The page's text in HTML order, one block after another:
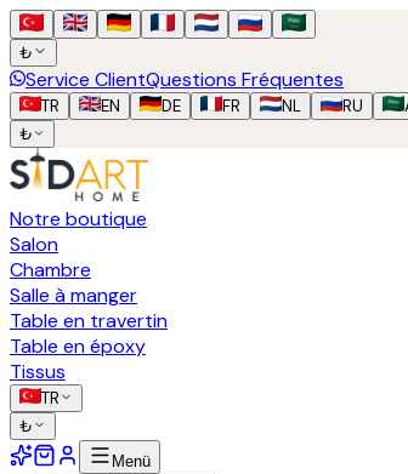
₺
Service ClientQuestions Fréquentes
TR EN DE FR NL RU
₺
Notre boutique
Salon
Chambre
Salle à manger
Table en travertin
Table en époxy
Tissus
TR
₺
Menü